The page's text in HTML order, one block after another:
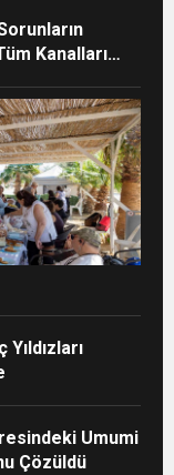
Kanalları
Yıldızları
Umumi
Çözüldü